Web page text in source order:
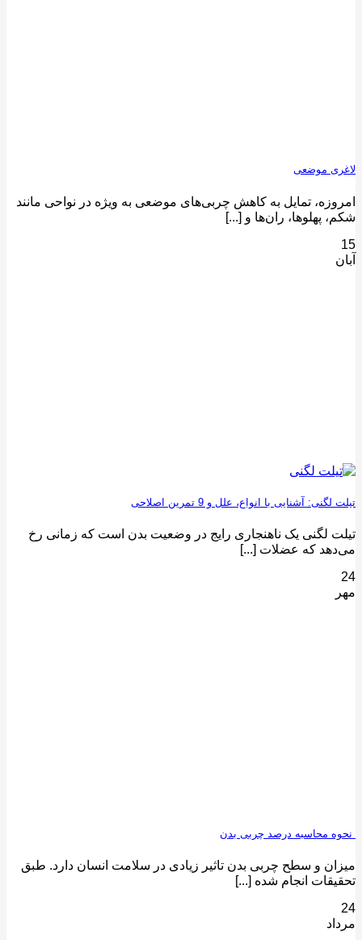
لاغری موضعی
امروزه، تمایل به کاهش چربی‌های موضعی به ویژه در نواحی مانند
شکم، پهلوها، ران‌ها و [...]
15
آبان
تیلت لگنی: آشنایی با انواع، علل و 9 تمرین اصلاحی
تیلت لگنی یک ناهنجاری رایج در وضعیت بدن است که زمانی رخ
می‌دهد که عضلات [...]
24
مهر
نحوه محاسبه درصد چربی بدن
میزان و سطح چربی بدن تاثیر زیادی در سلامت انسان دارد. طبق
تحقیقات انجام شده [...]
24
مرداد